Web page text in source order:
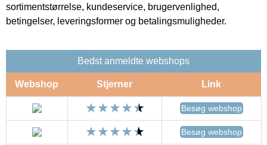
sortimentstørrelse, kundeservice, brugervenlighed,
betingelser, leveringsformer og betalingsmuligheder.
Bedst anmeldte webshops
Webshop Stjerner Link
Besøg webshop
Besøg webshop